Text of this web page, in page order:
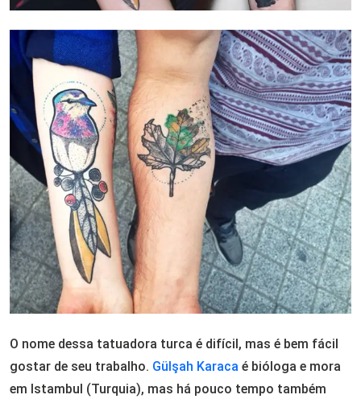
O nome dessa tatuadora turca é difícil, mas é bem fácil
gostar de seu trabalho. Gülşah Karaca é bióloga e mora
em Istambul (Turquia), mas há pouco tempo também